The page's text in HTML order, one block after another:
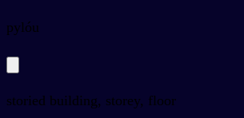
pylóu
storied building, storey, floor